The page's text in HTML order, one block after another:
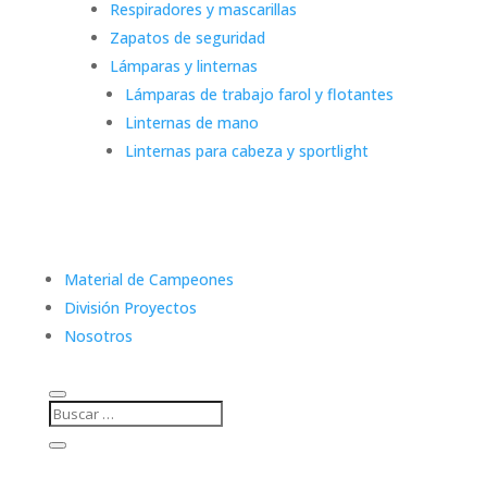
Respiradores y mascarillas
Zapatos de seguridad
Lámparas y linternas
Lámparas de trabajo farol y flotantes
Linternas de mano
Linternas para cabeza y sportlight
Material de Campeones
División Proyectos
Nosotros